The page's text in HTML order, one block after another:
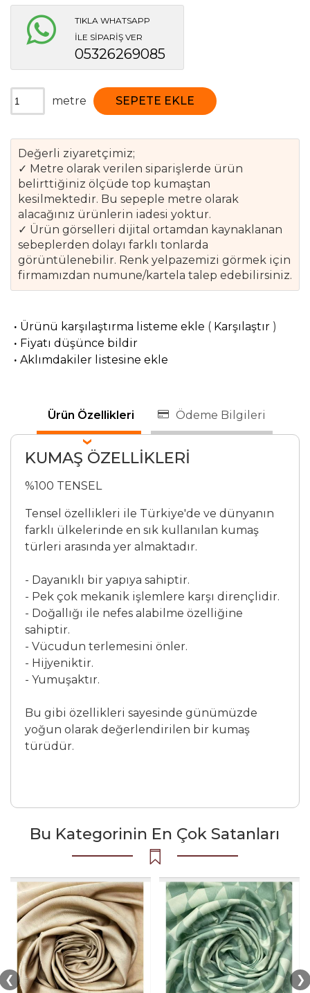
TIKLA WHATSAPP
İLE SİPARİŞ VER
05326269085
metre SEPETE EKLE
Değerli ziyaretçimiz;
✓ Metre olarak verilen siparişlerde ürün
belirttiğiniz ölçüde top kumaştan
kesilmektedir. Bu sepeple metre olarak
alacağınız ürünlerin iadesi yoktur.
✓ Ürün görselleri dijital ortamdan kaynaklanan
sebeplerden dolayı farklı tonlarda
görüntülenebilir. Renk yelpazemizi görmek için
firmamızdan numune/kartela talep edebilirsiniz.
· Ürünü karşılaştırma listeme ekle ( Karşılaştır)
· Fiyatı düşünce bildir
· Aklımdakiler listesine ekle
Ürün Özellikleri Ödeme Bilgileri
KUMAŞ ÖZELLİKLERİ
%100 TENSEL
Tensel özellikleri ile Türkiye'de ve dünyanın
farklı ülkelerinde en sık kullanılan kumaş
türleri arasında yer almaktadır.
- Dayanıklı bir yapıya sahiptir.
- Pek çok mekanik işlemlere karşı dirençlidir.
- Doğallığı ile nefes alabilme özelliğine
sahiptir.
- Vücudun terlemesini önler.
- Hijyeniktir.
- Yumuşaktır.
Bu gibi özellikleri sayesinde günümüzde
yoğun olarak değerlendirilen bir kumaş
türüdür.
Bu Kategorinin En Çok Satanları
❮ ❯